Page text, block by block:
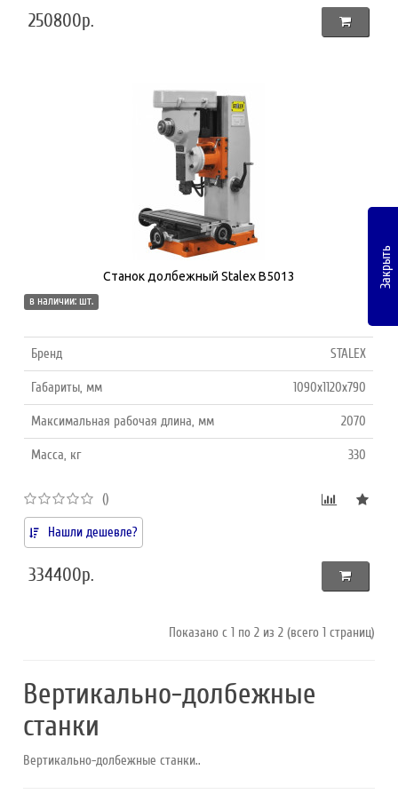
250800р.
Станок долбежный Stalex B5013
в наличии: шт.
Бренд STALEX
Габариты, мм 1090x1120x790
Максимальная рабочая длина, мм 2070
Масса, кг 330
()
Нашли дешевле?
334400р.
Показано с 1 по 2 из 2 (всего 1 страниц)
Вертикально-долбежные
станки
Вертикально-долбежные станки..
Закрыть